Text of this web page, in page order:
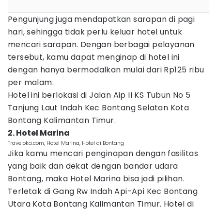
Pengunjung juga mendapatkan sarapan di pagi
hari, sehingga tidak perlu keluar hotel untuk
mencari sarapan. Dengan berbagai pelayanan
tersebut, kamu dapat menginap di hotel ini
dengan hanya bermodalkan mulai dari Rp125 ribu
per malam.
Hotel ini berlokasi di Jalan Aip II KS Tubun No 5
Tanjung Laut Indah Kec Bontang Selatan Kota
Bontang Kalimantan Timur.
2. Hotel Marina
Traveloka.com, Hotel Marina, Hotel di Bontang
Jika kamu mencari penginapan dengan fasilitas
yang baik dan dekat dengan bandar udara
Bontang, maka Hotel Marina bisa jadi pilihan.
Terletak di Gang Rw Indah Api-Api Kec Bontang
Utara Kota Bontang Kalimantan Timur. Hotel di